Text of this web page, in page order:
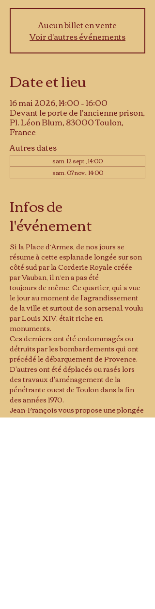
Aucun billet en vente
Voir d'autres événements
Date et lieu
16 mai 2026, 14:00 – 16:00
Devant le porte de l'ancienne prison,
Pl. Léon Blum, 83000 Toulon,
France
Autres dates
sam. 12 sept., 14:00
sam. 07 nov., 14:00
Infos de
l'événement
Si la Place d’Armes, de nos jours se
résume à cette esplanade longée sur son
côté sud par la Corderie Royale créée
par Vauban, il n’en a pas été
toujours de même. Ce quartier, qui a vue
le jour au moment de l'agrandissement
de la ville et surtout de son arsenal, voulu
par Louis XIV, était riche en
monuments.
Ces derniers ont été endommagés ou
détruits par les bombardements qui ont
précédé le débarquement de Provence.
D'autres ont été déplacés ou rasés lors
des travaux d'aménagement de la
pénétrante ouest de Toulon dans la fin
des années 1970.
Jean-François vous propose une plongée
historique en 1805 autour de cette place,